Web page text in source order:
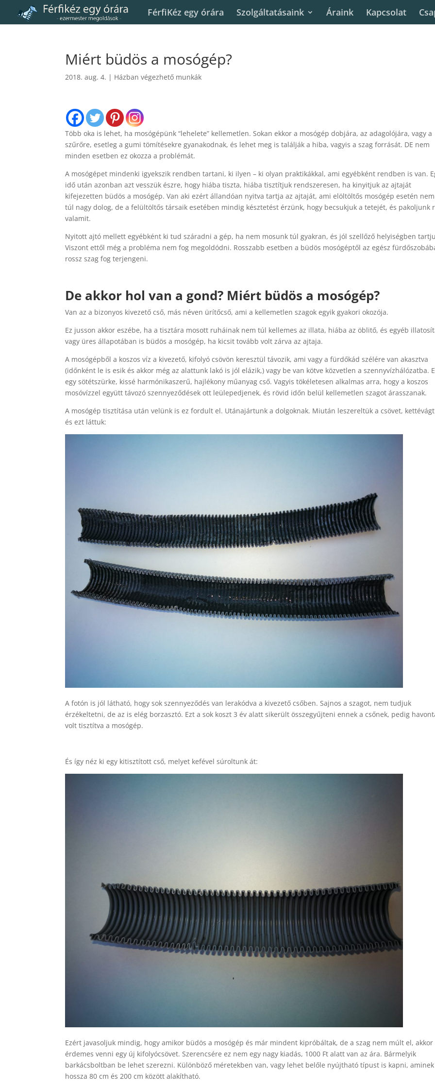
FérfiKéz egy órára Szolgáltatásaink Áraink Kapcsolat
Miért büdös a mosógép?
2018. aug. 4. | Házban végezhető munkák
Több oka is lehet, ha mosógépünk “lehelete” kellemetlen. Sokan ekkor a mosógép dobjára, az adagolójára, vagy a
szűrőre, esetleg a gumi tömítésekre gyanakodnak, és lehet meg is találják a hiba, vagyis a szag forrását. DE nem
minden esetben ez okozza a problémát.
A mosógépet mindenki igyekszik rendben tartani, ki ilyen – ki olyan praktikákkal, ami egyébként rendben is van.
idő után azonban azt vesszük észre, hogy hiába tiszta, hiába tisztítjuk rendszeresen, ha kinyitjuk az ajtaját
kifejezetten büdös a mosógép. Van aki ezért állandóan nyitva tartja az ajtaját, ami elöltöltős mosógép esetén
túl nagy dolog, de a felültöltős társaik esetében mindig késztetést érzünk, hogy becsukjuk a tetejét, és pakoljunk
valamit.
Nyitott ajtó mellett egyébként ki tud száradni a gép, ha nem mosunk túl gyakran, és jól szellőző helyiségben
Viszont ettől még a probléma nem fog megoldódni. Rosszabb esetben a büdös mosógéptől az egész
rossz szag fog terjengeni.
De akkor hol van a gond? Miért büdös a mosógép?
Van az a bizonyos kivezető cső, más néven ürítőcső, ami a kellemetlen szagok egyik gyakori okozója.
Ez jusson akkor eszébe, ha a tisztára mosott ruháinak nem túl kellemes az illata, hiába az öblitő, és egyéb
vagy üres állapotában is büdös a mosógép, ha kicsit tovább volt zárva az ajtaja.
A mosógépből a koszos víz a kivezető, kifolyó csövön keresztül távozik, ami vagy a fürdőkád szélére van akasztva
(időnként le is esik és akkor még az alattunk lakó is jól elázik,) vagy be van kötve közvetlen a szennyvízhálózatba.
egy sötétszürke, kissé harmónikaszerű, hajlékony műanyag cső. Vagyis tökéletesen alkalmas arra, hogy a koszos
mosóvízzel együtt távozó szennyeződések ott leülepedjenek, és rövid időn belül kellemetlen szagot árasszanak.
A mosógép tisztítása után velünk is ez fordult el. Utánajártunk a dolgoknak. Miután leszereltük a csövet,
és ezt láttuk:
A fotón is jól látható, hogy sok szennyeződés van lerakódva a kivezető csőben. Sajnos a szagot, nem tudjuk
érzékeltetni, de az is elég borzasztó. Ezt a sok koszt 3 év alatt sikerült összegyűjteni ennek a csőnek, pedig
volt tisztítva a mosógép.
És így néz ki egy kitisztított cső, melyet kefével súroltunk át:
Ezért javasoljuk mindig, hogy amikor büdös a mosógép és már mindent kipróbáltak, de a szag nem múlt el, akkor
érdemes venni egy új kifolyócsövet. Szerencsére ez nem egy nagy kiadás, 1000 Ft alatt van az ára. Bármelyik
barkácsboltban be lehet szerezni. Különböző méretekben van, vagy lehet belőle nyújtható típust is kapni,
hossza 80 cm és 200 cm között alakítható.